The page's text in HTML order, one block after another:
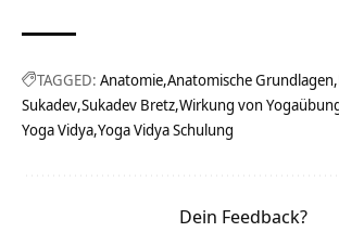
TAGGED: Anatomie Anatomische Grundlagen
Sukadev Sukadev Bretz Wirkung von
Yoga Vidya Yoga Vidya Schulung
Dein Feedback?